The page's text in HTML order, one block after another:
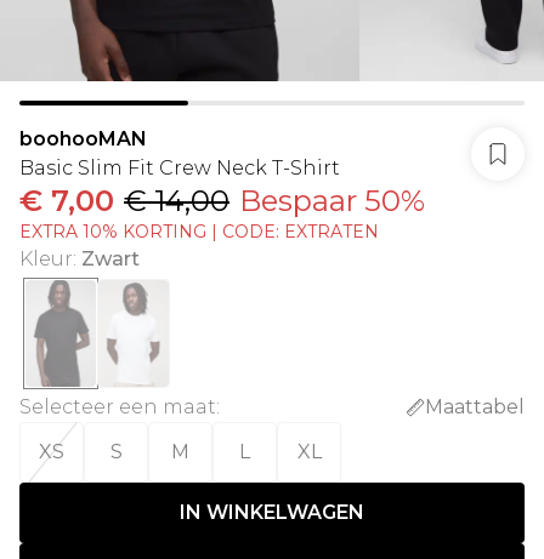
boohooMAN
Basic Slim Fit Crew Neck T-Shirt
€ 7,00 € 14,00 Bespaar 50%
EXTRA 10% KORTING | CODE: EXTRATEN
Kleur: Zwart
Selecteer een maat:
Maattabel
XS
S M L XL
IN WINKELWAGEN